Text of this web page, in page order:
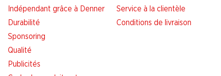
Indépendant grâce à Denner
Durabilité
Sponsoring
Qualité
Publicités
Service à la clientèle
Conditions de livraison